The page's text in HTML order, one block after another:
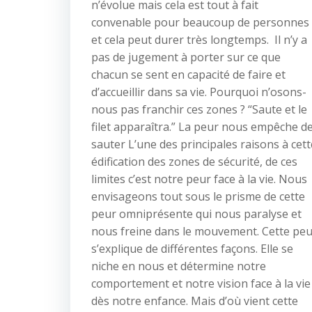
n’évolue mais cela est tout à fait
convenable pour beaucoup de personnes
et cela peut durer très longtemps. Il n’y a
pas de jugement à porter sur ce que
chacun se sent en capacité de faire et
d’accueillir dans sa vie. Pourquoi n’osons-
nous pas franchir ces zones ? “Saute et le
filet apparaîtra.” La peur nous empêche de
sauter L’une des principales raisons à
édification des zones de sécurité, de ces
limites c’est notre peur face à la vie. Nous
envisageons tout sous le prisme de cette
peur omniprésente qui nous paralyse et
nous freine dans le mouvement. Cette
s’explique de différentes façons. Elle se
niche en nous et détermine notre
comportement et notre vision face à la vie
dès notre enfance. Mais d’où vient cette